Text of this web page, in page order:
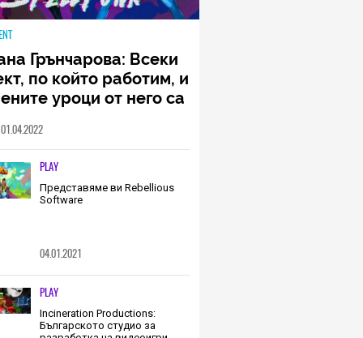
Грънчарова: Всеки
по който работим, и
уроци от него са
трябва да извървим
екип (ИНТЕРВЮ)
01.04.2022
PLAY
Представяме ви Rebellious
Software
04.01.2021
PLAY
Incineration Productions:
Българското студио за